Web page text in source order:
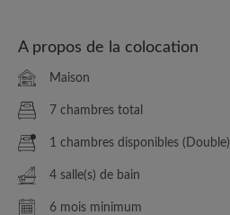
A propos de la colocation
Maison
7 chambres total
1 chambres disponibles (Double)
4 salle(s) de bain
6 mois minimum